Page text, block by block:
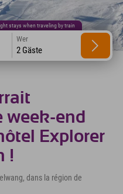
stays when traveling by train
Wer
2 Gäste
week-end
Explorer
!
dans la région de